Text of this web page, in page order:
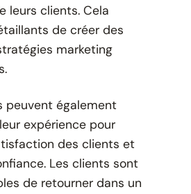
leurs clients. Cela
de créer des
marketing
peuvent également
expérience pour
des clients et
Les clients sont
de retourner dans un